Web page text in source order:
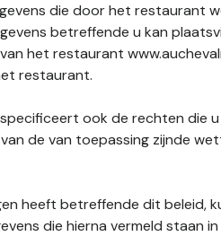
die door het restaurant
betreffende u kan
het restaurant
restaurant.
ook de rechten die
de van toepassing zijnde
heeft betreffende dit beleid,
die hierna vermeld staan